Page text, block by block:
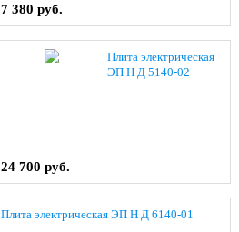
7 380 руб.
Плита электрическая
ЭП Н Д 5140-02
24 700 руб.
Плита электрическая ЭП Н Д 6140-01